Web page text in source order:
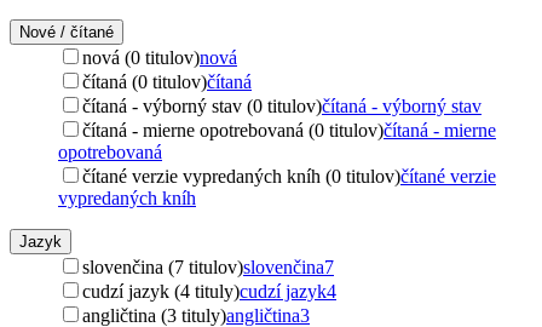
Nové / čítané
nová (0 titulov)nová
čítaná (0 titulov)čítaná
čítaná - výborný stav (0 titulov)čítaná - výborný stav
čítaná - mierne opotrebovaná (0 titulov)čítaná - mierne
opotrebovaná
čítané verzie vypredaných kníh (0 titulov)čítané verzie
vypredaných kníh
Jazyk
slovenčina (7 titulov)slovenčina7
cudzí jazyk (4 tituly)cudzí jazyk4
angličtina (3 tituly)angličtina3